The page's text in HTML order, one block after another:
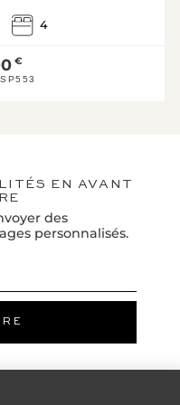
B
C
D
E
G
de
4
€
SP553
EN AVANT
des
personnalisés.